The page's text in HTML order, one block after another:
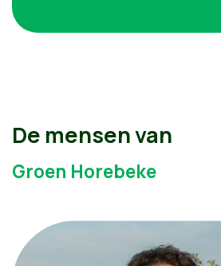
De mensen van
Groen Horebeke